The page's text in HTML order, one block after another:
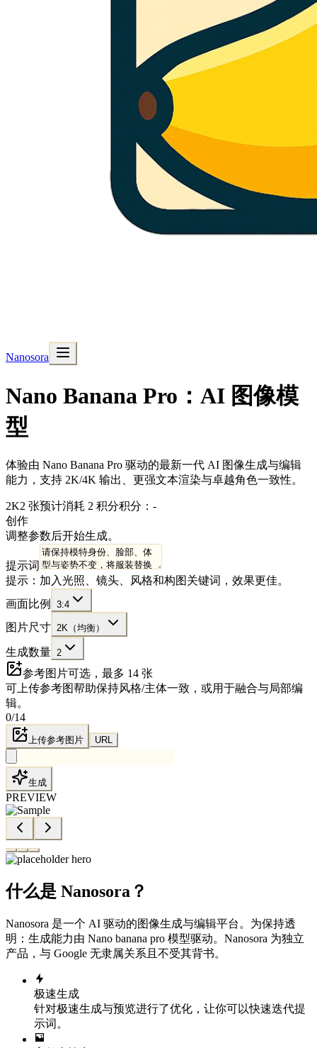
Nanosora
Nano Banana Pro：AI 图像模
型
体验由 Nano Banana Pro 驱动的最新一代 AI 图像生成与编辑
能力，支持 2K/4K 输出、更强文本渲染与卓越角色一致性。
2K2 张预计消耗 2 积分积分：-
创作
调整参数后开始生成。
提示词
提示：加入光照、镜头、风格和构图关键词，效果更佳。
画面比例
3:4
图片尺寸 2K（均衡）
生成数量 2
参考图片可选，最多 14 张
可上传参考图帮助保持风格/主体一致，或用于融合与局部编
辑。
0/14
上传参考图片 URL
生成
PREVIEW
什么是 Nanosora？
Nanosora 是一个 AI 驱动的图像生成与编辑平台。为保持透
明：生成能力由 Nano banana pro 模型驱动。Nanosora 为独立
产品，与 Google 无隶属关系且不受其背书。
极速生成
针对极速生成与预览进行了优化，让你可以快速迭代提
示词。